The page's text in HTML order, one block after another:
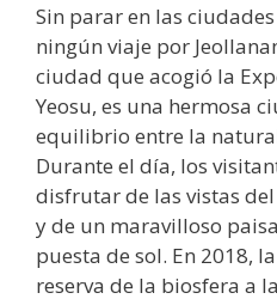
Sin parar en las
ningún viaje por
ciudad que acogió la
Yeosu, es una hermosa
equilibrio entre la
Durante el día, los
disfrutar de las vistas
y de un maravilloso
puesta de sol. En 2018,
reserva de la biosfera a